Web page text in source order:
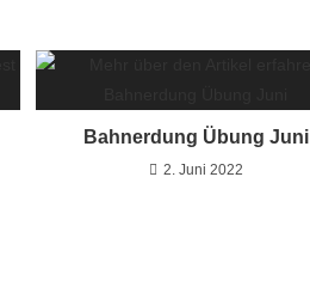
Bahnerdung Übung Juni
2. Juni 2022